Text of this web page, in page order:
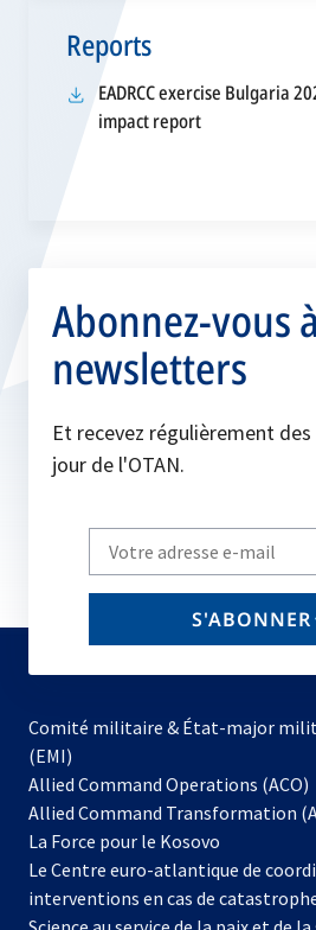
Reports
EADRCC exercise Bulgaria
impact reports’ouvre
Abonnez-vous
newsletters
Et recevez régulièrement des
jour de l'OTAN.
Write
your
email
S'ABONNER
Comité militaire & État-major
(EMI)
Allied Command Operations (ACO)
Allied Command Transformation
La Force pour le Kosovo
dans
un
Le Centre euro-atlantique de
interventions en cas de catastrophe